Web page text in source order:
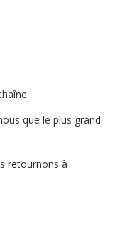
que le plus grand
retournons à